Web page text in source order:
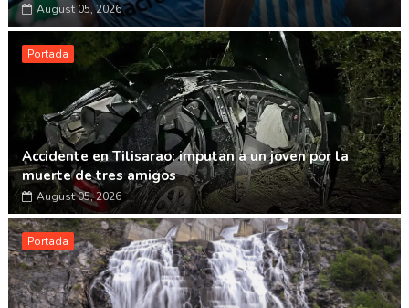
August 05, 2026
Portada
Accidente en Tilisarao: imputan a un joven por la
muerte de tres amigos
August 05, 2026
Portada